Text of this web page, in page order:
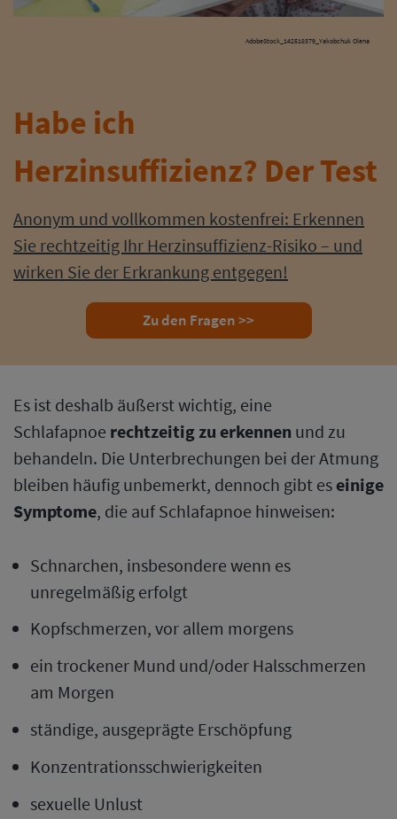
AdobeStock_142518379_Yakobchuk Olena
Habe ich
Herzinsuffizienz? Der Test
Anonym und vollkommen kostenfrei: Erkennen
Sie rechtzeitig Ihr Herzinsuffizienz-Risiko – und
wirken Sie der Erkrankung entgegen!
Zu den Fragen >>
Es ist deshalb äußerst wichtig, eine
Schlafapnoe rechtzeitig zu erkennen und zu
behandeln. Die Unterbrechungen bei der Atmung
bleiben häufig unbemerkt, dennoch gibt eseinige
Symptome, die auf Schlafapnoe hinweisen:
Schnarchen, insbesondere wenn es
unregelmäßig erfolgt
Kopfschmerzen, vor allem morgens
ein trockener Mund und/oder Halsschmerzen
am Morgen
ständige, ausgeprägte Erschöpfung
Konzentrationsschwierigkeiten
sexuelle Unlust